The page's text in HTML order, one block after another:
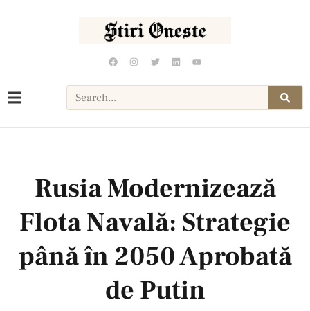
Rusia Modernizează
Flota Navală: Strategie
până în 2050 Aprobată
de Putin